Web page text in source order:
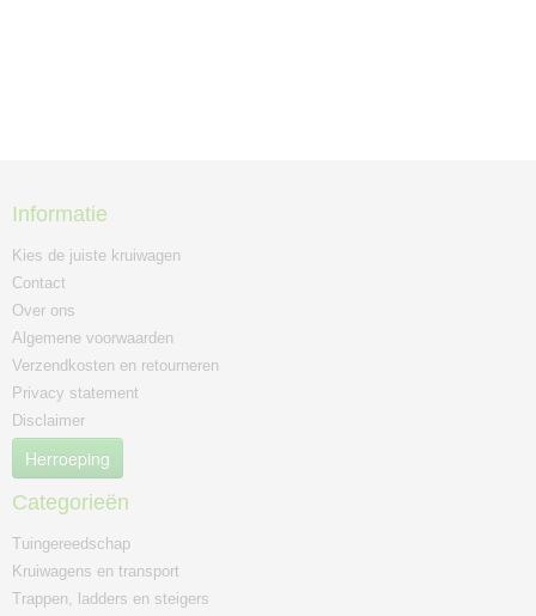
Informatie
Kies de juiste kruiwagen
Contact
Over ons
Algemene voorwaarden
Verzendkosten en retourneren
Privacy statement
Disclaimer
Herroeping
Categorieën
Tuingereedschap
Kruiwagens en transport
Trappen, ladders en steigers